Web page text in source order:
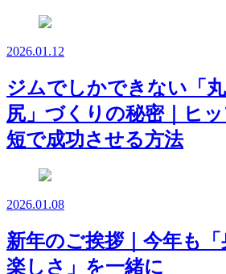
2026.01.12
ジムでしかできない「
尻」づくりの秘密｜ヒ
短で成功させる方法
2026.01.08
新年のご挨拶｜今年も
楽しさ」を一緒に